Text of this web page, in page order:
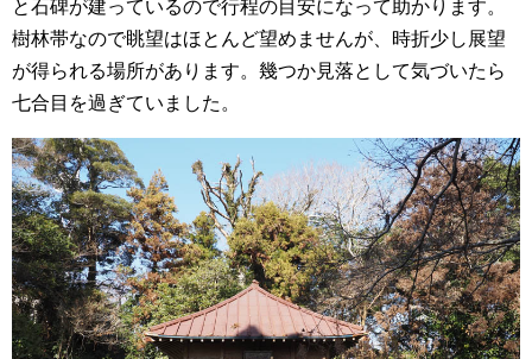
と石碑が建っているので行程の目安になって助かります。
樹林帯なので眺望はほとんど望めませんが、時折少し展望
が得られる場所があります。幾つか見落として気づいたら
七合目を過ぎていました。